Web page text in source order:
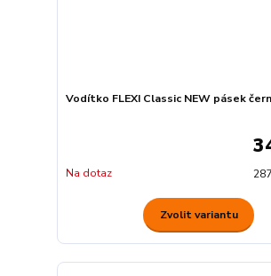
Vodítko FLEXI Classic NEW pásek
Na dotaz
Zvolit variantu